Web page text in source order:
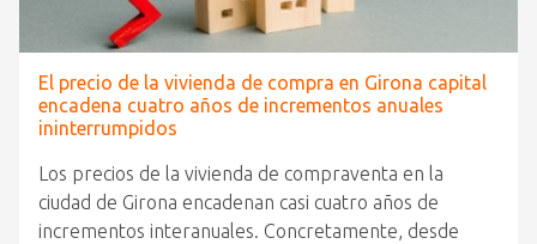
El precio de la vivienda de compra en Girona capital
encadena cuatro años de incrementos anuales
ininterrumpidos
Los precios de la vivienda de compraventa en la
ciudad de Girona encadenan casi cuatro años de
incrementos interanuales. Concretamente, desde